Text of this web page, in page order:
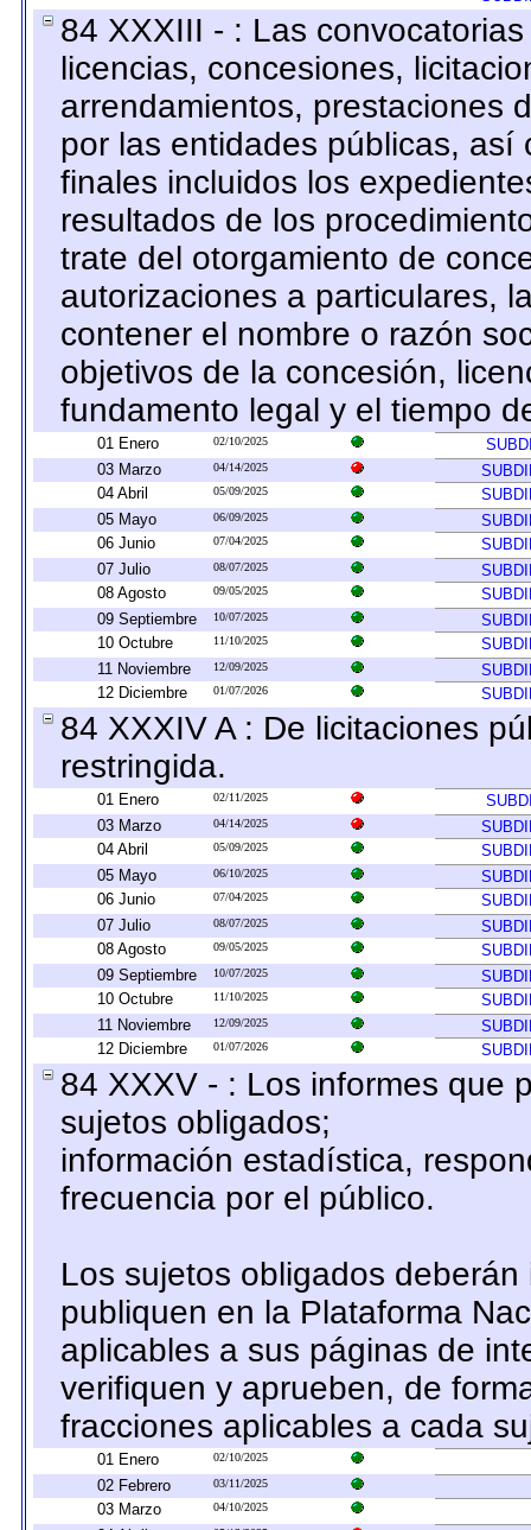
84 XXXIII - : Las
licencias, concesiones,
arrendamientos, prestaciones
por las entidades públicas,
finales incluidos los
resultados de los
trate del otorgamiento de
autorizaciones a particulares,
contener el nombre o razón
objetivos de la concesión,
fundamento legal y el tiempo
01 Enero 02/10/2025
03 Marzo
04/14/2025
04 Abril
05/09/2025
05 Mayo
06/09/2025
06 Junio
07/04/2025
07 Julio
08/07/2025
08 Agosto
09/05/2025
09 Septiembre
10/07/2025
10 Octubre
11/10/2025
11 Noviembre
12/09/2025
12 Diciembre
01/07/2026
84 XXXIV A : De licitaciones
restringida.
01 Enero 02/11/2025
03 Marzo
04/14/2025
04 Abril
05/09/2025
05 Mayo
06/10/2025
06 Junio
07/04/2025
07 Julio
08/07/2025
08 Agosto
09/05/2025
09 Septiembre
10/07/2025
10 Octubre
11/10/2025
11 Noviembre
12/09/2025
12 Diciembre
01/07/2026
84 XXXV - : Los informes que
sujetos obligados;
información estadística,
frecuencia por el público.
Los sujetos obligados
publiquen en la Plataforma
aplicables a sus páginas de
verifiquen y aprueben, de
fracciones aplicables a cada
01 Enero 02/10/2025
02 Febrero 03/11/2025
03 Marzo 04/10/2025